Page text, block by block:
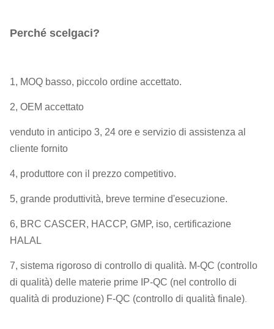
Perché scelgaci?
1, MOQ basso, piccolo ordine accettato.
2, OEM accettato
venduto in anticipo 3, 24 ore e servizio di assistenza al
cliente fornito
4, produttore con il prezzo competitivo.
5, grande produttività, breve termine d'esecuzione.
6, BRC CASCER, HACCP, GMP, iso, certificazione
HALAL
7, sistema rigoroso di controllo di qualità. M-QC (controllo
di qualità) delle materie prime IP-QC (nel controllo di
qualità di produzione) F-QC (controllo di qualità finale)